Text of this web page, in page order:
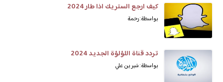
كيف ارجع الستريك اذا طار 2024
بواسطة: رحمة
تردد قناة اللؤلؤة الجديد 2024
بواسطة: شيرين علي